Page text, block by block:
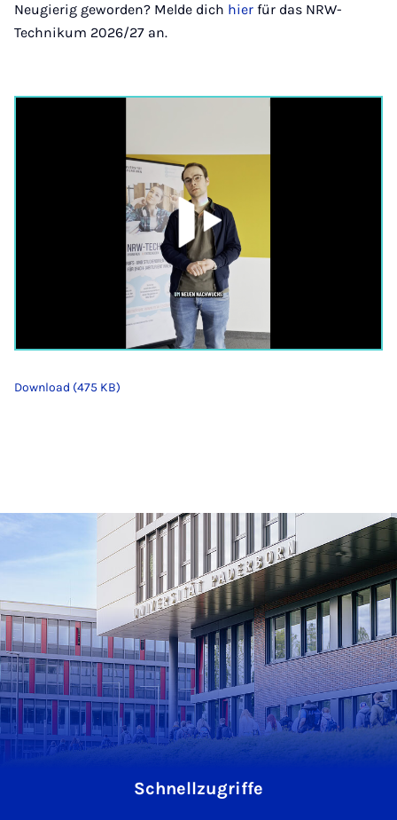
Neugierig geworden? Melde dich hier für das NRW-
Technikum 2026/27 an.
Download (475 KB)
Schnellzugriffe